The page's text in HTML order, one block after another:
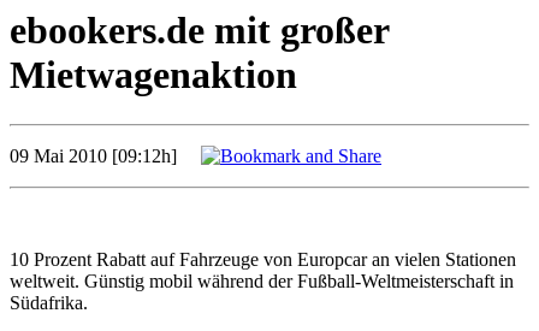
ebookers.de mit großer
Mietwagenaktion
09 Mai 2010 [09:12h]
10 Prozent Rabatt auf Fahrzeuge von Europcar an vielen Stationen
weltweit. Günstig mobil während der Fußball-Weltmeisterschaft in
Südafrika.